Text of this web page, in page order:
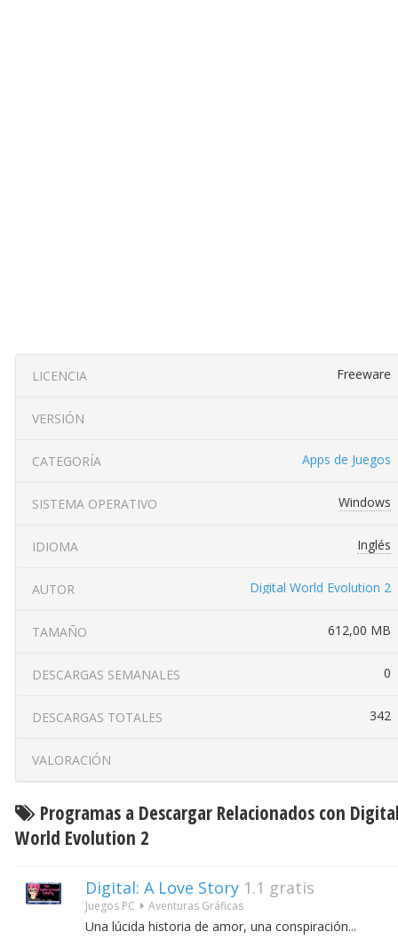
LICENCIA Freeware
VERSIÓN
CATEGORÍA Apps de Juegos
SISTEMA OPERATIVO Windows
IDIOMA Inglés
AUTOR Digital World Evolution 2
TAMAÑO 612,00 MB
DESCARGAS SEMANALES 0
DESCARGAS TOTALES 342
VALORACIÓN
Programas a Descargar Relacionados con
World Evolution 2
Digital: A Love Story 1.1 gratis
Juegos PC Aventuras Gráficas
Una lúcida historia de amor, una conspiración...